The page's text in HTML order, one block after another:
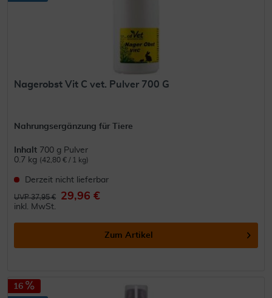
Nagerobst Vit C vet. Pulver 700 G
Nahrungsergänzung für Tiere
Inhalt 700 g Pulver
0.7 kg (42,80 € / 1 kg)
Derzeit nicht lieferbar
UVP 37,95 € 29,96 €
inkl. MwSt.
Zum Artikel
16